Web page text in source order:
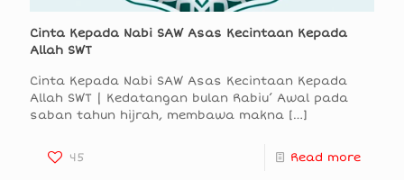
Cinta Kepada Nabi SAW Asas Kecintaan Kepada
Allah SWT
Cinta Kepada Nabi SAW Asas Kecintaan Kepada
Allah SWT | Kedatangan bulan Rabiu’ Awal pada
saban tahun hijrah, membawa makna […]
45 Read more